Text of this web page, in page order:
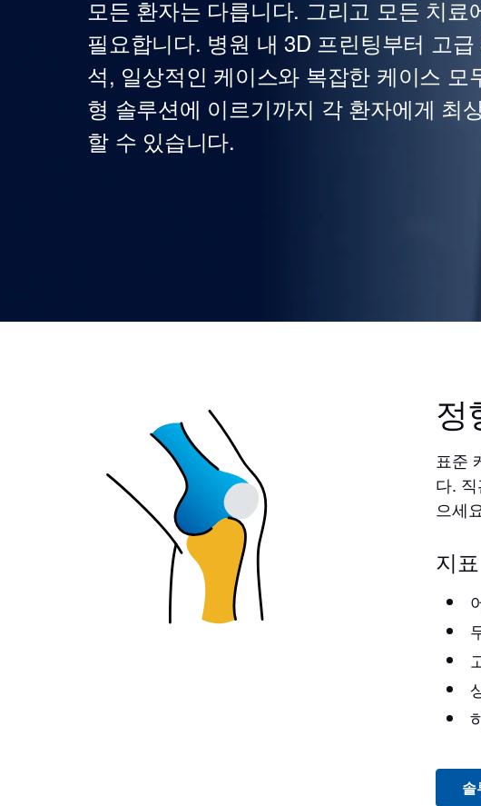
모든 환자는 다릅니다. 그리고 모든 치료
필요합니다. 병원 내 3D 프린팅부터 고
석, 일상적인 케이스와 복잡한 케이스 모
형 솔루션에 이르기까지 각 환자에게 최
할 수 있습니다.
정
표준
다.
으세
지표
솔